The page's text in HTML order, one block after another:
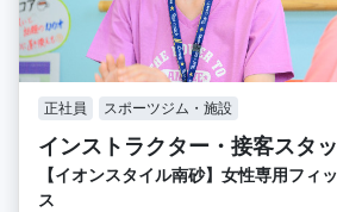
正社員 スポーツジム・施設
インストラクター・接客スタ
【イオンスタイル南砂】女性専用フィ
ス